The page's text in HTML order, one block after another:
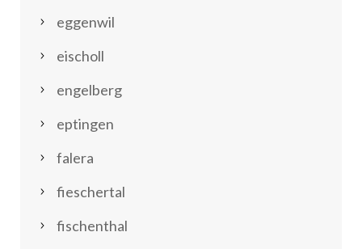
eggenwil
eischoll
engelberg
eptingen
falera
fieschertal
fischenthal